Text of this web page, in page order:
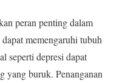
peran penting dalam
memengaruhi tubuh
seperti depresi dapat
yang buruk. Penanganan